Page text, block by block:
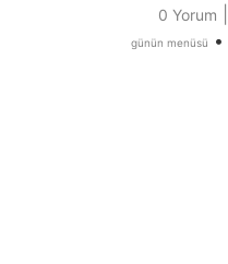
0 Yorum
günün menüsü •